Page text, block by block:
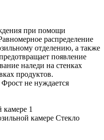
при помощи
распределение
отделению, а также
появление
наледи на стенках
продуктов.
не нуждается
камере 1
камере Стекло